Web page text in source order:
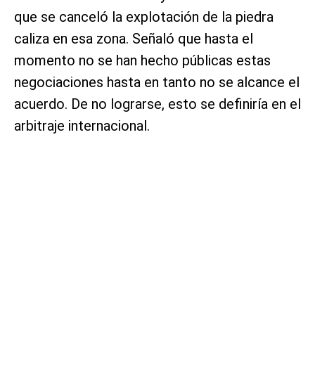
que se canceló la explotación de la piedra
caliza en esa zona. Señaló que hasta el
momento no se han hecho públicas estas
negociaciones hasta en tanto no se alcance el
acuerdo. De no lograrse, esto se definiría en el
arbitraje internacional.